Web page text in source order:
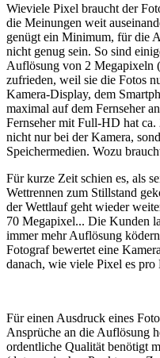
Wieviele Pixel braucht der
die Meinungen weit
genügt ein Minimum, für die
nicht genug sein. So sind
Auflösung von 2 Megapixeln
zufrieden, weil sie die Fotos
Kamera-Display, dem
maximal auf dem Fernseher
Fernseher mit Full-HD hat ca.
nicht nur bei der Kamera,
Speichermedien. Wozu
Für kurze Zeit schien es, als
Wettrennen zum Stillstand
der Wettlauf geht wieder
70 Megapixel... Die Kunden
immer mehr Auflösung
Fotograf bewertet eine
danach, wie viele Pixel es pro
Für einen Ausdruck eines
Ansprüche an die Auflösung
ordentliche Qualität benötigt